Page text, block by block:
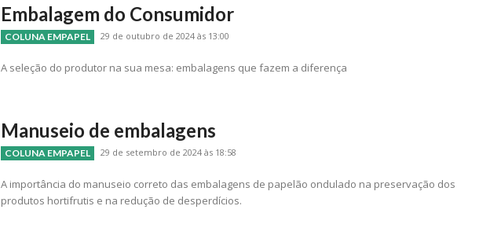
Embalagem do Consumidor
COLUNA EMPAPEL 29 de outubro de 2024 às 13:00
A seleção do produtor na sua mesa: embalagens que fazem a diferença
Manuseio de embalagens
COLUNA EMPAPEL 29 de setembro de 2024 às 18:58
A importância do manuseio correto das embalagens de papelão ondulado na preservação dos
produtos hortifrutis e na redução de desperdícios.